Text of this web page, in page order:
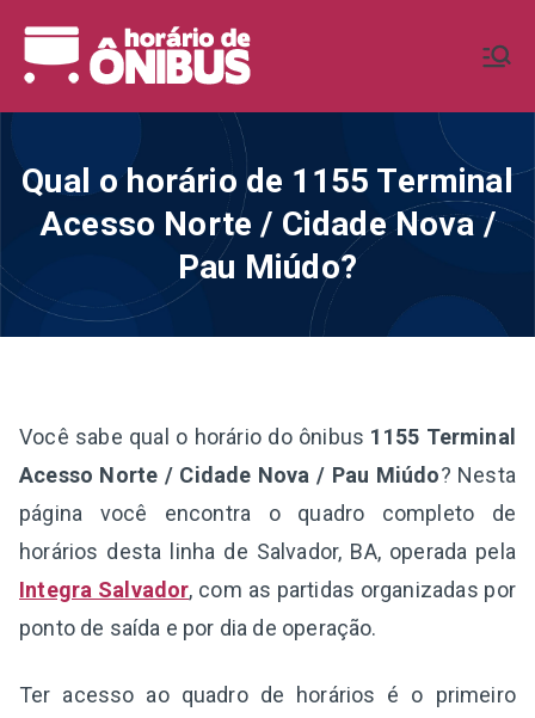
para
Ônibus BR
Horários de Ônibus de todo o
Qual o horário de 1155 Terminal
Acesso Norte / Cidade Nova /
Pau Miúdo?
Você sabe qual o horário do ônibus 1155 Terminal
Acesso Norte / Cidade Nova / Pau Miúdo? Nesta
página você encontra o quadro completo de
horários desta linha de Salvador, BA, operada pela
Integra Salvador, com as partidas organizadas por
ponto de saída e por dia de operação.
Ter acesso ao quadro de horários é o primeiro